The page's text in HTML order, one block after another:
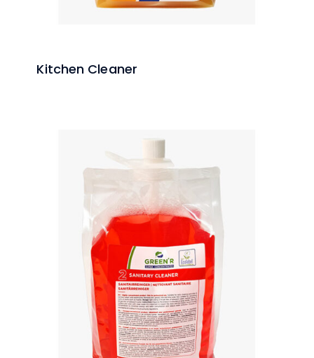
Kitchen Cleaner